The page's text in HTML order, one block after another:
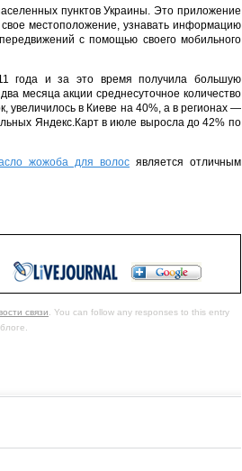
пунктов Украины. Это приложение
местоположение, узнавать информацию
с помощью своего мобильного
года и за это время получила большую
месяца акции среднесуточное количество
увеличилось в Киеве на 40%, а в регионах —
Яндекс.Карт в июле выросла до 42% по
жожоба для волосявляется отличным
связи. You can follow any responses to this entry